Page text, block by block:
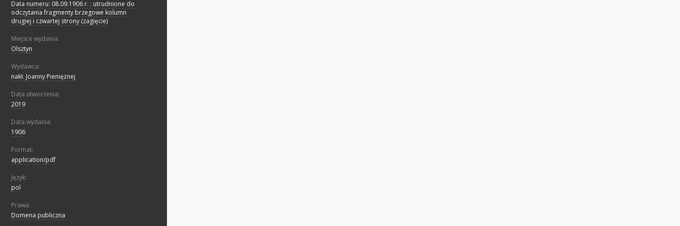
Data numeru: 08.09.1906 r. ; utrudnione do
odczytania fragmenty brzegowe kolumn
drugiej i czwartej strony (zagięcie)
Miejsce wydania:
Olsztyn
Wydawca:
nakł. Joanny Pieniężnej
Data utworzenia:
2019
Data wydania:
1906
Format:
application/pdf
Język:
pol
Prawa:
Domena publiczna